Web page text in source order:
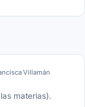
Villamán
materias).